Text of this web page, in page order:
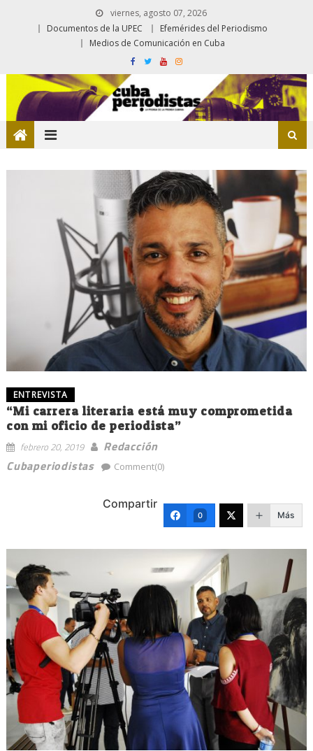
viernes, agosto 07, 2026
Documentos de la UPEC
Efemérides del Periodismo
Medios de Comunicación en Cuba
ENTREVISTA
“Mi carrera literaria está muy comprometida
con mi oficio de periodista”
febrero 20, 2019
Redacción
Cubaperiodistas
Comment(0)
Compartir
0 Más